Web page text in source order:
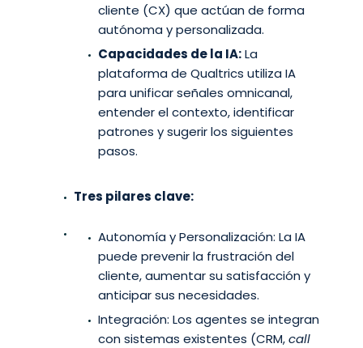
cliente (CX) que actúan de forma
autónoma y personalizada.
Capacidades de la IA:La
plataforma de Qualtrics utiliza IA
para unificar señales omnicanal,
entender el contexto, identificar
patrones y sugerir los siguientes
pasos.
Tres pilares clave:
Autonomía y Personalización: La IA
puede prevenir la frustración del
cliente, aumentar su satisfacción y
anticipar sus necesidades.
Integración: Los agentes se integran
con sistemas existentes (CRM,call